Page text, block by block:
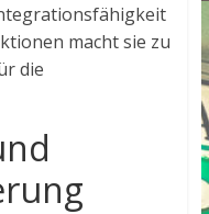
macht sie zu
die